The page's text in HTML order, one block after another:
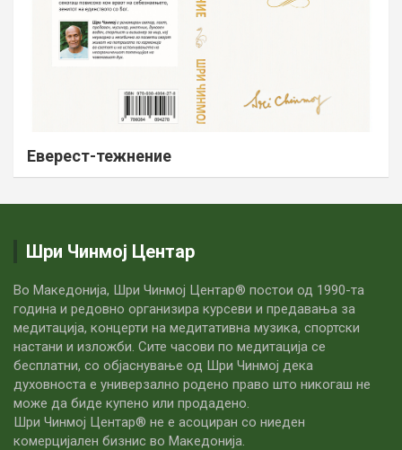
Еверест-тежнение
Шри Чинмој Центар
Во Македонија, Шри Чинмој Центар® постои од 1990-та
година и редовно организира курсеви и предавања за
медитација, концерти на медитативна музика, спортски
настани и изложби. Сите часови по медитацијa се
бесплатни, со објаснување од Шри Чинмој дека
духовноста е универзално родено право што никогаш не
може да биде купено или продадено.
Шри Чинмој Центар® не е асоциран со ниеден
комерцијален бизнис во Македонија.